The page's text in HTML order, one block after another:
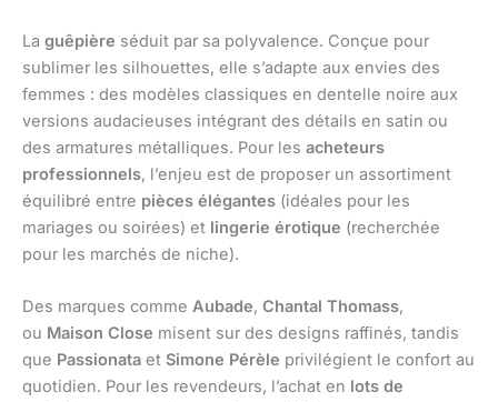
La guêpière séduit par sa polyvalence. Conçue pour
sublimer les silhouettes, elle s’adapte aux envies des
femmes : des modèles classiques en dentelle noire aux
versions audacieuses intégrant des détails en satin ou
des armatures métalliques. Pour les acheteurs
professionnels, l’enjeu est de proposer un assortiment
équilibré entre pièces élégantes (idéales pour les
mariages ou soirées) et lingerie érotique (recherchée
pour les marchés de niche).
Des marques comme Aubade, Chantal Thomass,
ou Maison Close misent sur des designs raffinés, tandis
que Passionata et Simone Pérèle privilégient le confort au
quotidien. Pour les revendeurs, l’achat en lots de